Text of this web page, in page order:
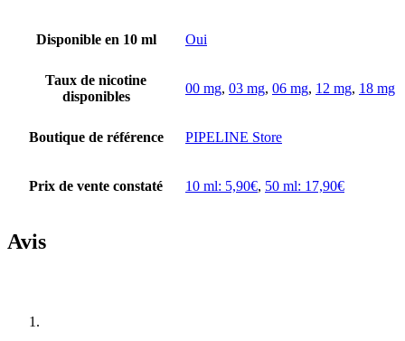
Disponible en 10 ml Oui
Taux de nicotine
disponibles
00 mg, 03 mg, 06 mg, 12 mg, 18 mg
Boutique de référence PIPELINE Store
Prix de vente constaté 10 ml: 5,90€, 50 ml: 17,90€
Avis